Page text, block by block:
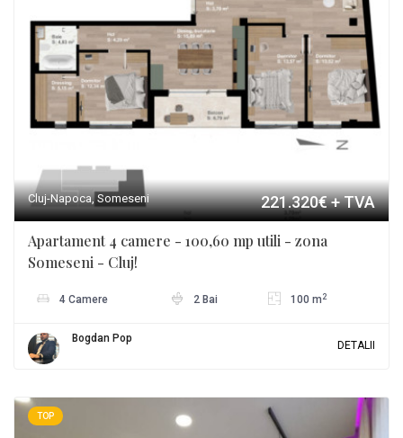
Cluj-Napoca, Someseni 221.320€+ TVA
Apartament 4 camere - 100,60 mp utili - zona
Someseni - Cluj!
4 Camere 2 Bai 100 m 2
Bogdan Pop
DETALII
TOP